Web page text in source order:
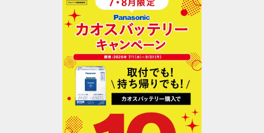
オイル交換
オイル・エレメント交換
タイヤ交換
タイヤ点検・交換
タイヤ交換ホイール付（夏⇔冬 入れ替え）
タイヤ交換ホイール付（夏⇔冬 入れ替え）＋オ
イル交換